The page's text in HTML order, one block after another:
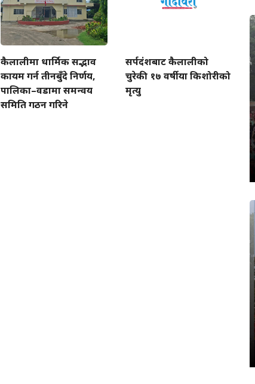
कैलालीमा धार्मिक सद्भाव
कायम गर्न तीनबुँदे निर्णय,
पालिका–वडामा समन्वय
समिति गठन गरिने
सर्पदंशबाट कैलालीको
चुरेकी १७ वर्षीया किशोरीको
मृत्यु